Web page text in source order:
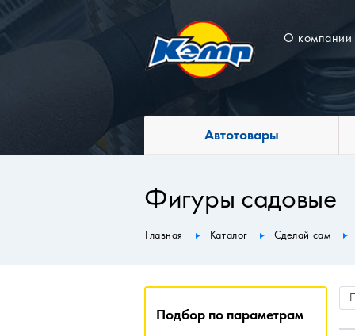
О компании
Автотовары
Фигуры садовые
Главная Каталог Сделай сам
Подбор по параметрам